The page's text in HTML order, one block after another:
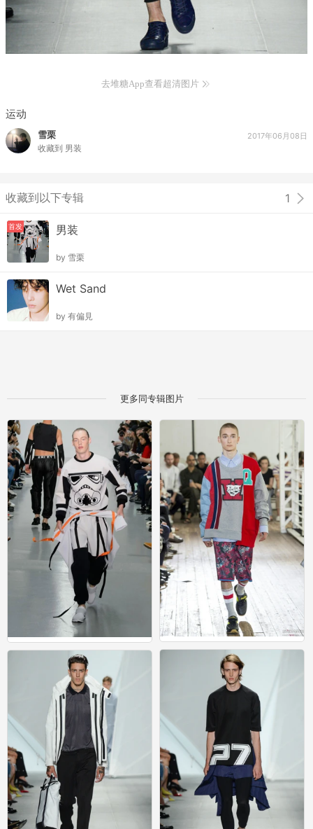
去堆糖App查看超清图片
运动
雪栗
收藏到 男装
2017年06月08日
收藏到以下专辑 1
首发 男装
by 雪栗
Wet Sand
by 有偏見
更多同专辑图片
运动
运动